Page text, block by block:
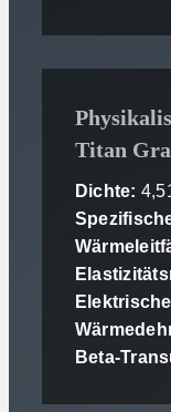
Titan
Dichte:
Beta-